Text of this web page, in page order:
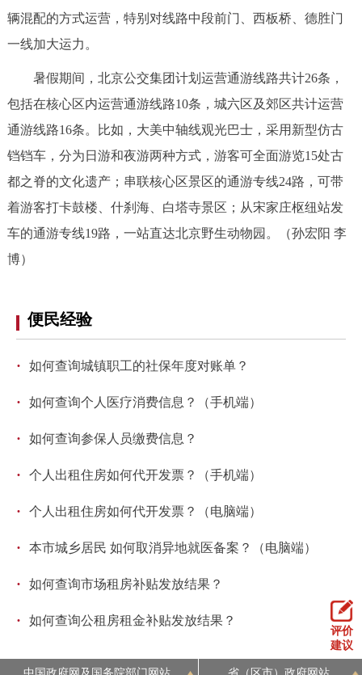
辆混配的方式运营，特别对线路中段前门、西板桥、德胜门
一线加大运力。
暑假期间，北京公交集团计划运营通游线路共计26条，
包括在核心区内运营通游线路10条，城六区及郊区共计运营
通游线路16条。比如，大美中轴线观光巴士，采用新型仿古
铛铛车，分为日游和夜游两种方式，游客可全面游览15处古
都之脊的文化遗产；串联核心区景区的通游专线24路，可带
着游客打卡鼓楼、什刹海、白塔寺景区；从宋家庄枢纽站发
车的通游专线19路，一站直达北京野生动物园。（孙宏阳 李
博）
便民经验
· 如何查询城镇职工的社保年度对账单？
· 如何查询个人医疗消费信息？（手机端）
· 如何查询参保人员缴费信息？
· 个人出租住房如何代开发票？（手机端）
· 个人出租住房如何代开发票？（电脑端）
· 本市城乡居民 如何取消异地就医备案？（电脑端）
· 如何查询市场租房补贴发放结果？
· 如何查询公租房租金补贴发放结果？
评价
建议